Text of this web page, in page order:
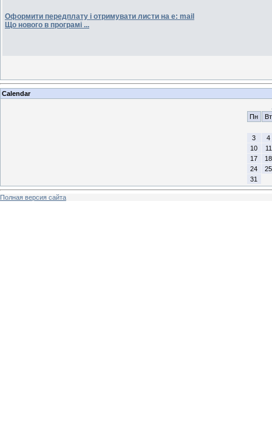
Оформити передплату і отримувати листи на e: mail
Що нового в програмі ...
Calendar
Пн
Вт
3
4
10
11
17
18
24
25
31
Полная версия сайта